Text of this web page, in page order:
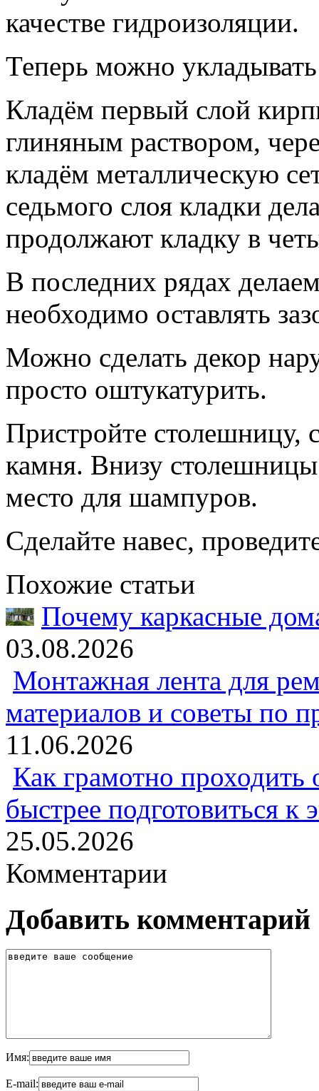
качестве гидроизоляции.
Теперь можно
Кладём первый слой
глиняным раствором,
кладём металлическую
седьмого слоя кладки
продолжают кладку в
В последних рядах
необходимо оставлять
Можно сделать декор
просто оштукатурить.
Пристройте столешницу,
камня. Внизу
место для шампуров.
Сделайте навес,
Похожие статьи
Почему каркасные
03.08.2026
Монтажная лента для
материалов и советы по
11.06.2026
Как грамотно проходить
быстрее подготовиться к
25.05.2026
Комментарии
Добавить комментарий
Имя:
E-mail: